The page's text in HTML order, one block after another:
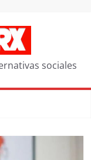
sociales